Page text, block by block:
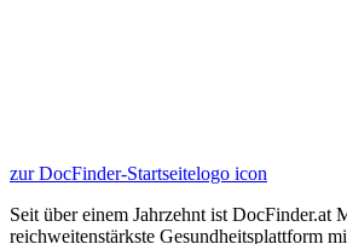
zur DocFinder-Startseitelogo icon
Seit über einem Jahrzehnt ist DocFinder.at
reichweitenstärkste Gesundheitsplattform